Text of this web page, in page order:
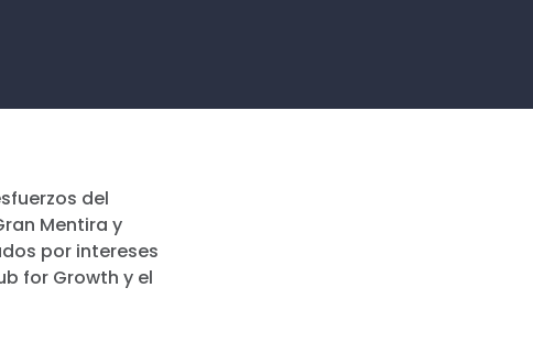
del
Mentira y
por intereses
for Growth y el